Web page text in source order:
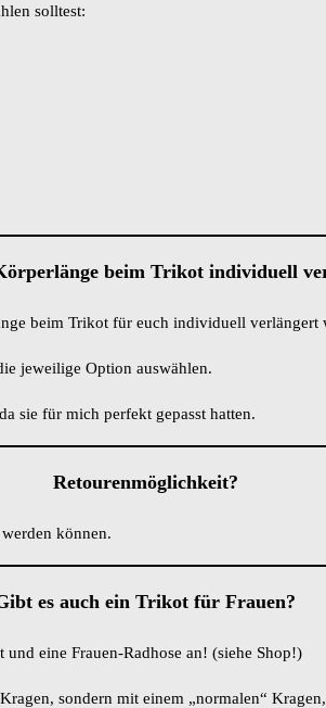
solltest:
beim Trikot individuell
beim Trikot für euch individuell verlängert
jeweilige Option auswählen.
sie für mich perfekt gepasst hatten.
Retourenmöglichkeit?
können.
es auch ein Trikot für Frauen?
eine Frauen-Radhose an! (siehe Shop!)
sondern mit einem „normalen“